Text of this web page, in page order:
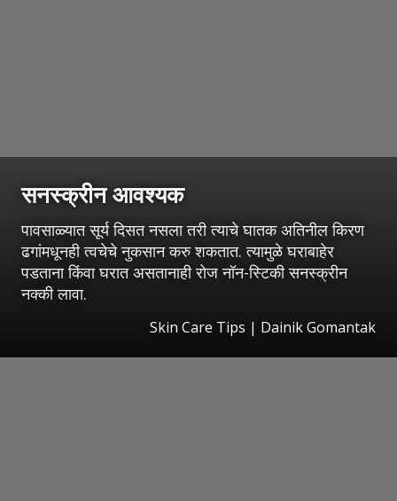
सनस्क्रीन आवश्यक
पावसाळ्यात सूर्य दिसत नसला तरी त्याचे घातक अतिनील किरण
ढगांमधूनही त्वचेचे नुकसान करु शकतात. त्यामुळे घराबाहेर
पडताना किंवा घरात असतानाही रोज नॉन-स्टिकी सनस्क्रीन
नक्की लावा.
Skin Care Tips | Dainik Gomantak